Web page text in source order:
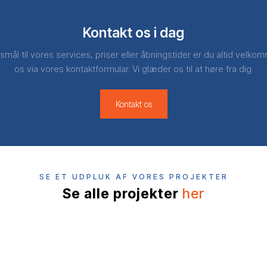
Kontakt os i dag
til vores services, priser eller åbningstider er du altid
os via vores kontaktformular. Vi glæder os til at høre fra dig.
Kontakt os​
SE ET UDPLUK AF VORES PROJEKTER
Se alle projekter her